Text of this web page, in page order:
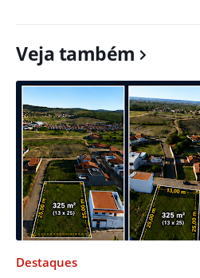
Veja também
Destaques